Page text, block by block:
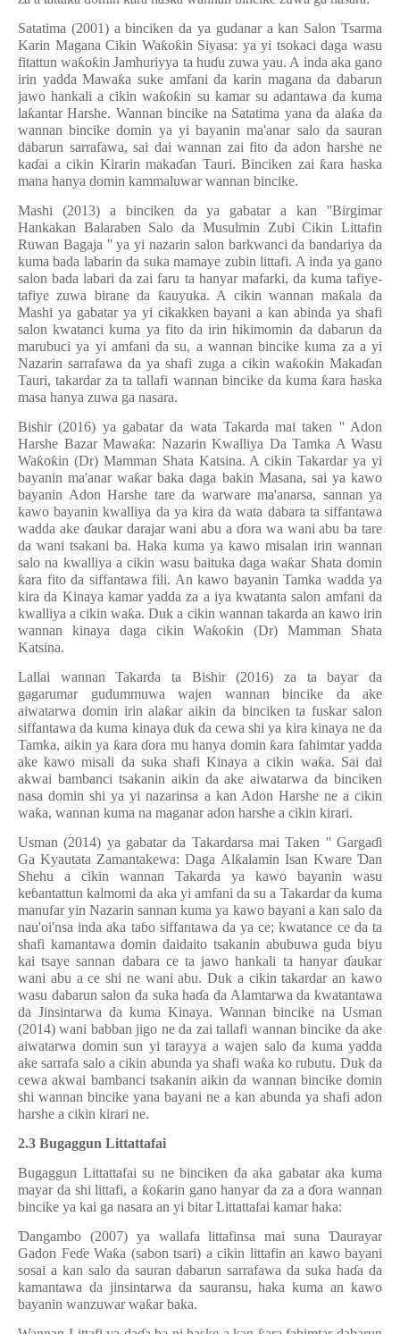
Satatima (2001) a binciken da ya gudanar a kan Salon Tsarma
Karin Magana Cikin Waƙoƙin Siyasa: ya yi tsokaci daga wasu
fitattun waƙoƙin Jamhuriyya ta huɗu zuwa yau. A inda aka gano
irin yadda Mawaƙa suke amfani da karin magana da dabarun
jawo hankali a cikin waƙoƙin su kamar su adantawa da kuma
laƙantar Harshe. Wannan bincike na Satatima yana da alaƙa da
wannan bincike domin ya yi bayanin ma'anar salo da sauran
dabarun sarrafawa, sai dai wannan zai fito da adon harshe ne
kaɗai a cikin Kirarin makaɗan Tauri. Binciken zai ƙara haska
mana hanya domin kammaluwar wannan bincike.
Mashi (2013) a binciken da ya gabatar a kan ''Birgimar
Hankakan Balaraben Salo da Musulmin Zubi Cikin Littafin
Ruwan Bagaja '' ya yi nazarin salon barkwanci da bandariya da
kuma bada labarin da suka mamaye zubin littafi. A inda ya gano
salon bada labari da zai faru ta hanyar mafarki, da kuma tafiye-
tafiye zuwa birane da ƙauyuka. A cikin wannan maƙala da
Mashi ya gabatar ya yi cikakken bayani a kan abinda ya shafi
salon kwatanci kuma ya fito da irin hikimomin da dabarun da
marubuci ya yi amfani da su, a wannan bincike kuma za a yi
Nazarin sarrafawa da ya shafi zuga a cikin waƙoƙin Makaɗan
Tauri, takardar za ta tallafi wannan bincike da kuma ƙara haska
masa hanya zuwa ga nasara.
Bishir (2016) ya gabatar da wata Takarda mai taken '' Adon
Harshe Bazar Mawaƙa: Nazarin Kwalliya Da Tamka A Wasu
Waƙoƙin (Dr) Mamman Shata Katsina. A cikin Takardar ya yi
bayanin ma'anar waƙar baka daga bakin Masana, sai ya kawo
bayanin Adon Harshe tare da warware ma'anarsa, sannan ya
kawo bayanin kwalliya da ya kira da wata dabara ta siffantawa
wadda ake ɗaukar darajar wani abu a ɗora wa wani abu ba tare
da wani tsakani ba. Haka kuma ya kawo misalan irin wannan
salo na kwalliya a cikin wasu baituka daga waƙar Shata domin
ƙara fito da siffantawa fili. An kawo bayanin Tamka wadda ya
kira da Kinaya kamar yadda za a iya kwatanta salon amfani da
kwalliya a cikin waƙa. Duk a cikin wannan takarda an kawo irin
wannan kinaya daga cikin Waƙoƙin (Dr) Mamman Shata
Katsina.
Lallai wannan Takarda ta Bishir (2016) za ta bayar da
gagarumar gudummuwa wajen wannan bincike da ake
aiwatarwa domin irin alaƙar aikin da binciken ta fuskar salon
siffantawa da kuma kinaya duk da cewa shi ya kira kinaya ne da
Tamka, aikin ya ƙara ɗora mu hanya domin ƙara fahimtar yadda
ake kawo misali da suka shafi Kinaya a cikin waƙa. Sai dai
akwai bambanci tsakanin aikin da ake aiwatarwa da binciken
nasa domin shi ya yi nazarinsa a kan Adon Harshe ne a cikin
waƙa, wannan kuma na maganar adon harshe a cikin kirari.
Usman (2014) ya gabatar da Takardarsa mai Taken '' Gargaɗi
Ga Kyautata Zamantakewa: Daga Alƙalamin Isan KwareƊan
Shehu a cikin wannan Takarda ya kawo bayanin wasu
keɓantattun kalmomi da aka yi amfani da su a Takardar da kuma
manufar yin Nazarin sannan kuma ya kawo bayani a kan salo da
nau'oi'nsa inda aka taɓo siffantawa da ya ce; kwatance ce da ta
shafi kamantawa domin daidaito tsakanin abubuwa guda biyu
kai tsaye sannan dabara ce ta jawo hankali ta hanyar ɗaukar
wani abu a ce shi ne wani abu. Duk a cikin takardar an kawo
wasu dabarun salon da suka haɗa da Alamtarwa da kwatantawa
da Jinsintarwa da kuma Kinaya. Wannan bincike na Usman
(2014) wani babban jigo ne da zai tallafi wannan bincike da ake
aiwatarwa domin sun yi tarayya a wajen salo da kuma yadda
ake sarrafa salo a cikin abunda ya shafi waƙa ko rubutu. Duk da
cewa akwai bambanci tsakanin aikin da wannan bincike domin
shi wannan bincike yana bayani ne a kan abunda ya shafi adon
harshe a cikin kirari ne.
2.3 Bugaggun Littattafai
Bugaggun Littattafai su ne binciken da aka gabatar aka kuma
mayar da shi littafi, a ƙoƙarin gano hanyar da za aɗora wannan
bincike ya kai ga nasara an yi bitar Littattafai kamar haka:
Ɗangambo (2007) ya wallafa littafinsa mai suna Ɗaurayar
Gadon Feɗe Waƙa (sabon tsari) a cikin littafin an kawo bayani
sosai a kan salo da sauran dabarun sarrafawa da suka haɗa da
kamantawa da jinsintarwa da sauransu, haka kuma an kawo
bayanin wanzuwar waƙar baka.